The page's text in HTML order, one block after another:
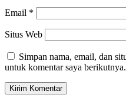
Email *
Situs Web
Simpan nama, email, dan
untuk komentar saya berikutnya.